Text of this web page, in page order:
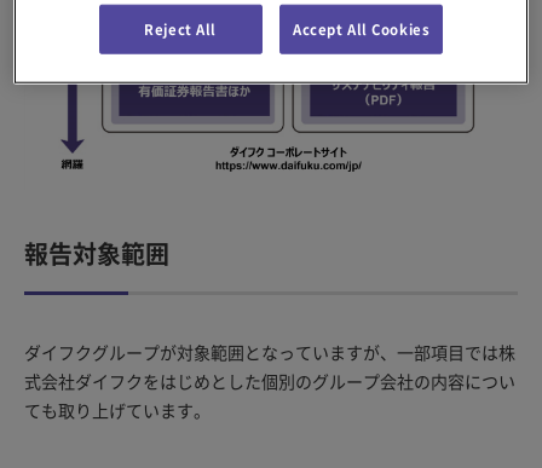
報告対象範囲
ダイフクグループが対象範囲となっていますが、一部項目では株
式会社ダイフクをはじめとした個別のグループ会社の内容につい
ても取り上げています。
Reject All Accept All Cookies